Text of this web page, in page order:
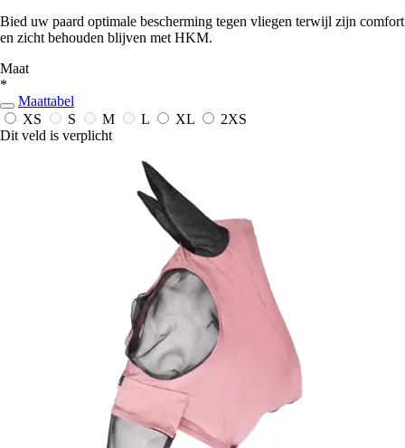
Bied uw paard optimale bescherming tegen vliegen terwijl zijn comfort
en zicht behouden blijven met HKM.
Maat
*
Maattabel
XS
S M L XL
2XS
Dit veld is verplicht